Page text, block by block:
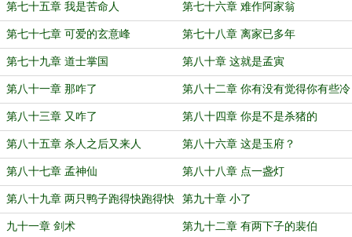
第七十五章 我是苦命人 第七十六章 难作阿家翁
第七十七章 可爱的玄意峰 第七十八章 离家已多年
第七十九章 道士掌国 第八十章 这就是孟寅
第八十一章 那咋了 第八十二章 你有没有觉得你有些冷
血
第八十三章 又咋了 第八十四章 你是不是杀猪的
第八十五章 杀人之后又来人 第八十六章 这是玉府？
第八十七章 孟神仙 第八十八章 点一盏灯
第八十九章 两只鸭子跑得快跑得快 第九十章 小了
九十一章 剑术 第九十二章 有两下子的裴伯